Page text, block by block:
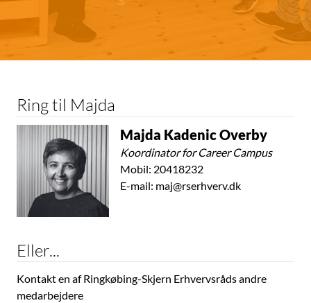
Ring til Majda
Majda Kadenic Overby
Koordinator for Career Campus
Mobil: 20418232
E-mail: maj@rserhverv.dk
Eller...
Kontakt en af Ringkøbing-Skjern Erhvervsråds andre
medarbejdere